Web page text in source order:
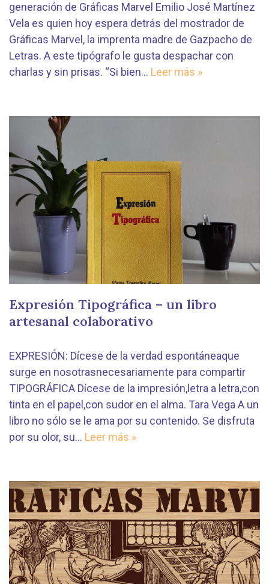
generación de Gráficas Marvel Emilio José Martínez
Vela es quien hoy espera detrás del mostrador de
Gráficas Marvel, la imprenta madre de Gazpacho de
Letras. A este tipógrafo le gusta despachar con
charlas y sin prisas. “Si bien… Leer más »
Expresión Tipográfica – un libro
artesanal colaborativo
EXPRESIÓN: Dícese de la verdad espontáneaque
surge en nosotrasnecesariamente para compartir
TIPOGRÁFICA Dícese de la impresión,letra a letra,con
tinta en el papel,con sudor en el alma. Tara Vega A un
libro no sólo se le ama por su contenido. Se disfruta
por su olor, su… Leer más »